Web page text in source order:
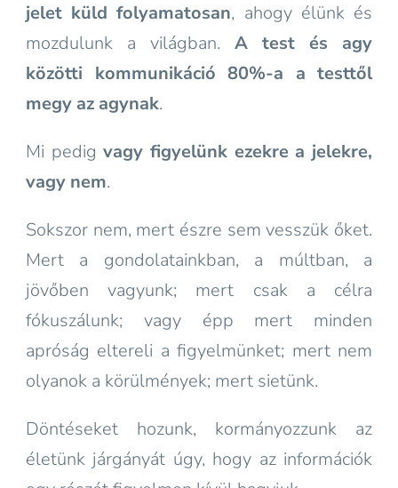
jelet küld folyamatosan, ahogy élünk és
mozdulunk a világban. A test és agy
közötti kommunikáció 80%-a a testtől
megy az agynak.
Mi pedigvagy figyelünk ezekre a jelekre,
vagy nem.
Sokszor nem, mert észre sem vesszük őket.
Mert a gondolatainkban, a múltban, a
jövőben vagyunk; mert csak a célra
fókuszálunk; vagy épp mert minden
apróság eltereli a figyelmünket; mert nem
olyanok a körülmények; mert sietünk.
Döntéseket hozunk, kormányozzunk az
életünk járgányát úgy, hogy az információk